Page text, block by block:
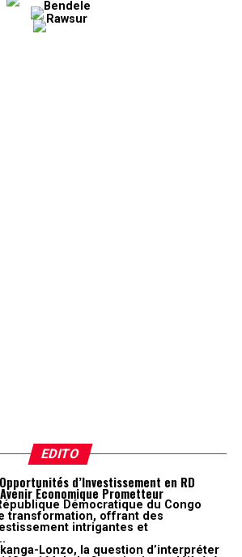
EDITO
d’Investissement en RD
Économique Prometteur
Démocratique du Congo
transformation, offrant des
intrigantes et